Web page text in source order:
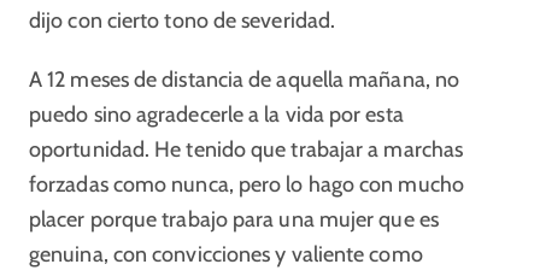
dijo con cierto tono de severidad.
A 12 meses de distancia de aquella mañana, no
puedo sino agradecerle a la vida por esta
oportunidad. He tenido que trabajar a marchas
forzadas como nunca, pero lo hago con mucho
placer porque trabajo para una mujer que es
genuina, con convicciones y valiente como